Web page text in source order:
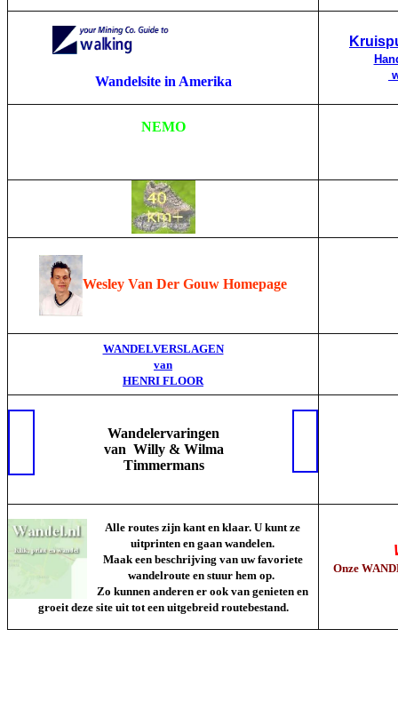
Wandelsite in Amerika
NEMO
Wesley Van Der Gouw Homepage
WANDELVERSLAGEN
van
HENRI FLOOR
Wandelervaringen
van Willy & Wilma
Timmermans
Alle routes zijn kant en klaar. U kunt ze
uitprinten en gaan wandelen.
Maak een beschrijving van uw favoriete
wandelroute en stuur hem op.
Zo kunnen anderen er ook van genieten en
groeit deze site uit tot een uitgebreid routebestand.
Onze